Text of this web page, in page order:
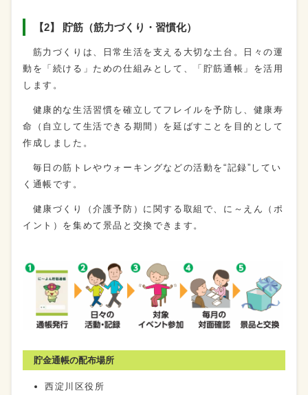
【2】 貯筋（筋力づくり・習慣化）
筋力づくりは、日常生活を支える大切な土台。日々の運
動を「続ける」ための仕組みとして、「貯筋通帳」を活用
します。
健康的な生活習慣を確立してフレイルを予防し、健康寿
命（自立して生活できる期間）を延ばすことを目的として
作成しました。
毎日の筋トレやウォーキングなどの活動を“記録”してい
く通帳です。
健康づくり（介護予防）に関する取組で、に～えん（ポ
イント）を集めて景品と交換できます。
貯金通帳の配布場所
西淀川区役所